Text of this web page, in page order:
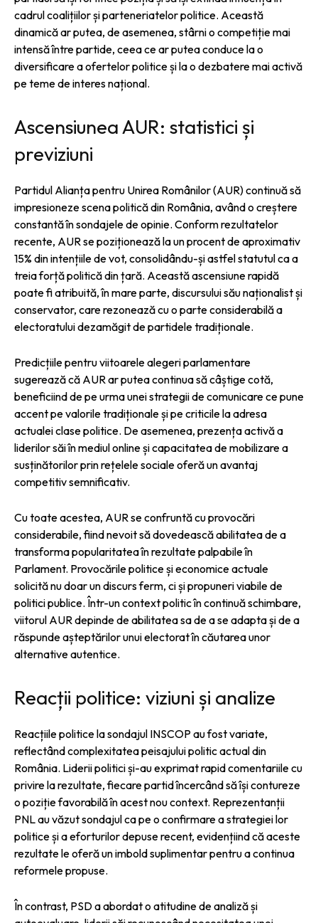
cadrul coalițiilor și parteneriatelor politice. Această
dinamică ar putea, de asemenea, stârni o competiție mai
intensă între partide, ceea ce ar putea conduce la o
diversificare a ofertelor politice și la o dezbatere mai activă
pe teme de interes național.
Ascensiunea AUR: statistici și
previziuni
Partidul Alianța pentru Unirea Românilor (AUR) continuă să
impresioneze scena politică din România, având o creștere
constantă în sondajele de opinie. Conform rezultatelor
recente, AUR se poziționează la un procent de aproximativ
15% din intențiile de vot, consolidându-și astfel statutul ca a
treia forță politică din țară. Această ascensiune rapidă
poate fi atribuită, în mare parte, discursului său naționalist și
conservator, care rezonează cu o parte considerabilă a
electoratului dezamăgit de partidele tradiționale.
Predicțiile pentru viitoarele alegeri parlamentare
sugerează că AUR ar putea continua să câștige cotă,
beneficiind de pe urma unei strategii de comunicare ce pune
accent pe valorile tradiționale și pe criticile la adresa
actualei clase politice. De asemenea, prezența activă a
liderilor săi în mediul online și capacitatea de mobilizare a
susținătorilor prin rețelele sociale oferă un avantaj
competitiv semnificativ.
Cu toate acestea, AUR se confruntă cu provocări
considerabile, fiind nevoit să dovedească abilitatea de a
transforma popularitatea în rezultate palpabile în
Parlament. Provocările politice și economice actuale
solicită nu doar un discurs ferm, ci și propuneri viabile de
politici publice. Într-un context politic în continuă schimbare,
viitorul AUR depinde de abilitatea sa de a se adapta și de a
răspunde așteptărilor unui electorat în căutarea unor
alternative autentice.
Reacții politice: viziuni și analize
Reacțiile politice la sondajul INSCOP au fost variate,
reflectând complexitatea peisajului politic actual din
România. Liderii politici și-au exprimat rapid comentariile cu
privire la rezultate, fiecare partid încercând să își contureze
o poziție favorabilă în acest nou context. Reprezentanții
PNL au văzut sondajul ca pe o confirmare a strategiei lor
politice și a eforturilor depuse recent, evidențiind că aceste
rezultate le oferă un imbold suplimentar pentru a continua
reformele propuse.
În contrast, PSD a abordat o atitudine de analiză și